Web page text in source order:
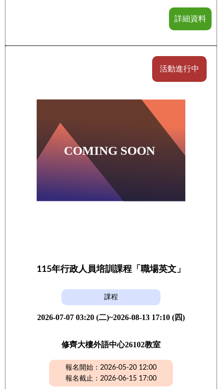
詳細資料
活動進行中
115年行政人員培訓課程「職場英文」
課程
2026-07-07 03:20 (二)~2026-08-13 17:10 (四)
修齊大樓外語中心26102教室
報名開始：2026-05-20 12:00
報名截止：2026-06-15 17:00